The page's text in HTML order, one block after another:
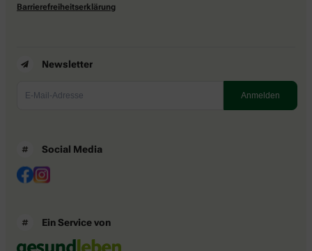
Barrierefreiheitserklärung
Newsletter
Social Media
Ein Service von